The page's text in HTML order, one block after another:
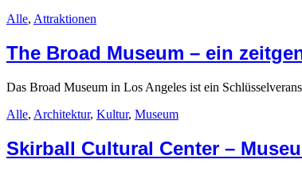
Alle, Attraktionen
The Broad Museum – ein
Das Broad Museum in Los Angeles ist ein
Alle, Architektur, Kultur, Museum
Skirball Cultural Center –